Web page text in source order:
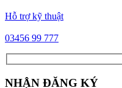
Hỗ trợ kỹ thuật
03456 99 777
NHẬN ĐĂNG KÝ